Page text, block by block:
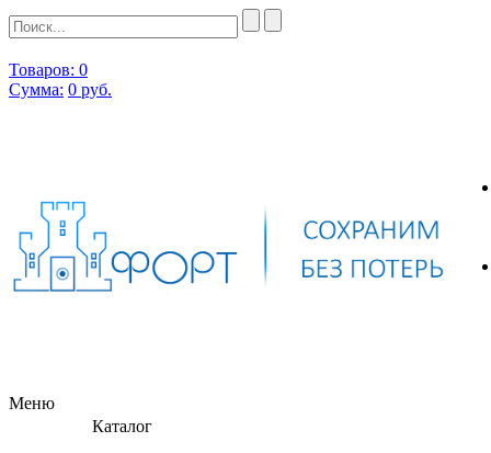
Товаров: 0
Сумма: 0 руб.
Меню
Каталог